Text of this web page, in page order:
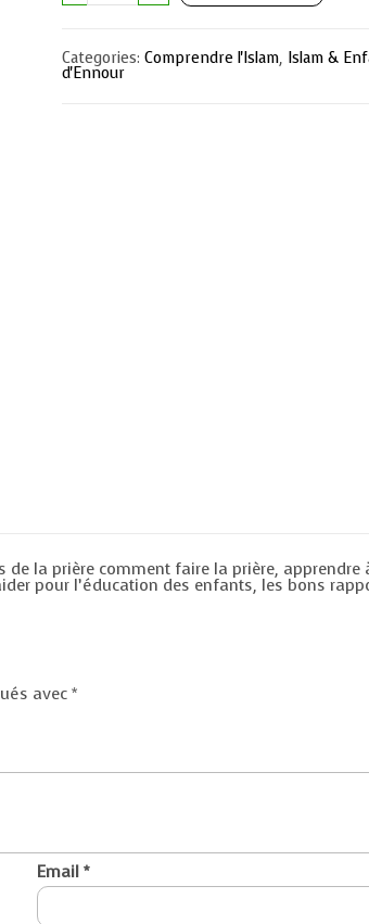
Amina
:
Bien
Categories: Comprendre l'Islam, Islam &
d'Ennour
la prière comment faire la prière,
pour l’éducation des enfants, les bons
avec*
Email *